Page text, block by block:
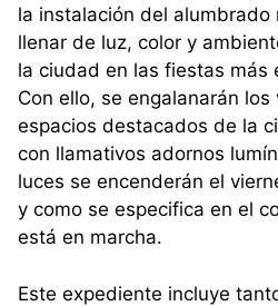
la instalación del alumbrado
llenar de luz, color y
la ciudad en las fiestas más
Con ello, se engalanarán los
espacios destacados de la
con llamativos adornos
luces se encenderán el
y como se especifica en el
está en marcha.
Este expediente incluye